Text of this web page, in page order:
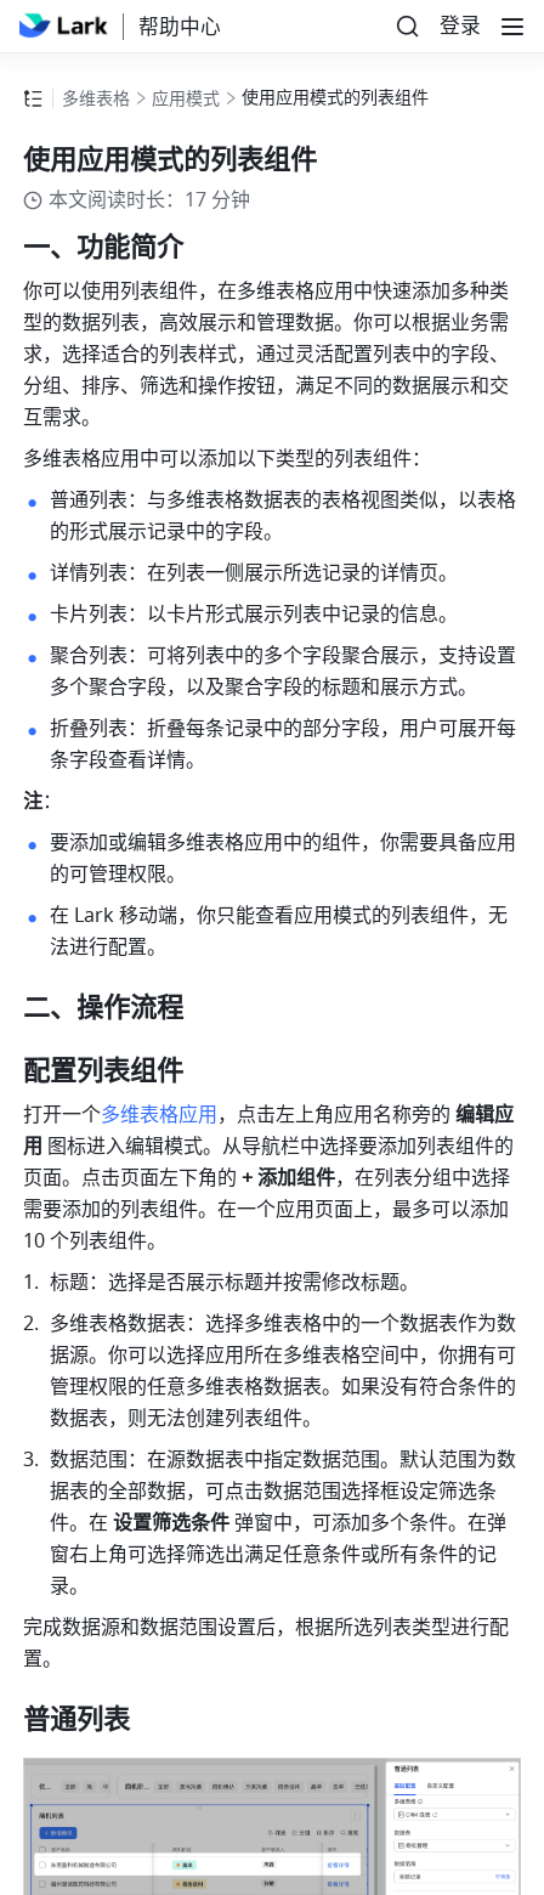
帮助中心 登录
多维表格 应用模式 使用应用模式的列表组件
使用应用模式的列表组件
本文阅读时长：17 分钟
一、功能简介
你可以使用列表组件，在多维表格应用中快速添加多种类
型的数据列表，高效展示和管理数据。你可以根据业务需
求，选择适合的列表样式，通过灵活配置列表中的字段、
分组、排序、筛选和操作按钮，满足不同的数据展示和交
互需求。
多维表格应用中可以添加以下类型的列表组件：
普通列表：与多维表格数据表的表格视图类似，以表格
的形式展示记录中的字段。
详情列表：在列表一侧展示所选记录的详情页。
卡片列表：以卡片形式展示列表中记录的信息。
聚合列表：可将列表中的多个字段聚合展示，支持设置
多个聚合字段，以及聚合字段的标题和展示方式。
折叠列表：折叠每条记录中的部分字段，用户可展开每
条字段查看详情。
注：
要添加或编辑多维表格应用中的组件，你需要具备应用
的可管理权限。
在 Lark 移动端，你只能查看应用模式的列表组件，无
法进行配置。
二、操作流程
配置列表组件
打开一个多维表格应用，点击左上角应用名称旁的 编辑应
用 图标进入编辑模式。从导航栏中选择要添加列表组件的
页面。点击页面左下角的 + 添加组件，在列表分组中选择
需要添加的列表组件。在一个应用页面上，最多可以添加
10 个列表组件。
标题：选择是否展示标题并按需修改标题。
多维表格数据表：选择多维表格中的一个数据表作为数
据源。你可以选择应用所在多维表格空间中，你拥有可
管理权限的任意多维表格数据表。如果没有符合条件的
数据表，则无法创建列表组件。
数据范围：在源数据表中指定数据范围。默认范围为数
据表的全部数据，可点击数据范围选择框设定筛选条
件。在 设置筛选条件 弹窗中，可添加多个条件。在弹
窗右上角可选择筛选出满足任意条件或所有条件的记
录。
完成数据源和数据范围设置后，根据所选列表类型进行配
置。
普通列表